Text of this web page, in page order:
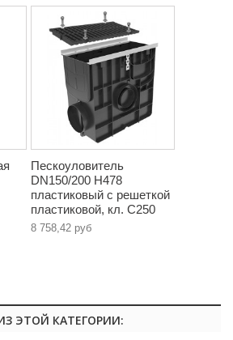
Пескоуловитель
DN150/200 H478
пластиковый с решеткой
пластиковой, кл. C250
8 758,42 руб
ЭТОЙ КАТЕГОРИИ: